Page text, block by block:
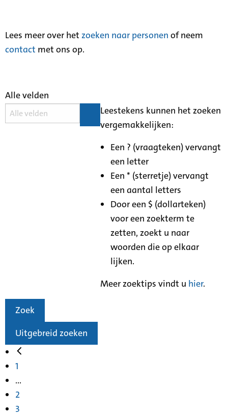
Lees meer over het zoeken naar personen of neem
contact met ons op.
Alle velden
Leestekens kunnen het zoeken
vergemakkelijken:
Een ? (vraagteken) vervangt
een letter
Een * (sterretje) vervangt
een aantal letters
Door een $ (dollarteken)
voor een zoekterm te
zetten, zoekt u naar
woorden die op elkaar
lijken.
Meer zoektips vindt u hier.
Zoek
Uitgebreid zoeken
1
...
2
3